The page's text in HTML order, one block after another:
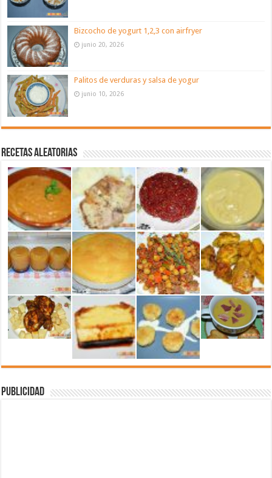
Bizcocho de yogurt 1,2,3 con airfryer
junio 20, 2026
Palitos de verduras y salsa de yogur
junio 10, 2026
Recetas aleatorias
Publicidad